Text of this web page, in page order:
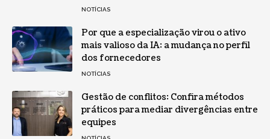
NOTÍCIAS
Por que a especialização virou o ativo
mais valioso da IA: a mudança no perfil
dos fornecedores
NOTÍCIAS
Gestão de conflitos: Confira métodos
práticos para mediar divergências entre
equipes